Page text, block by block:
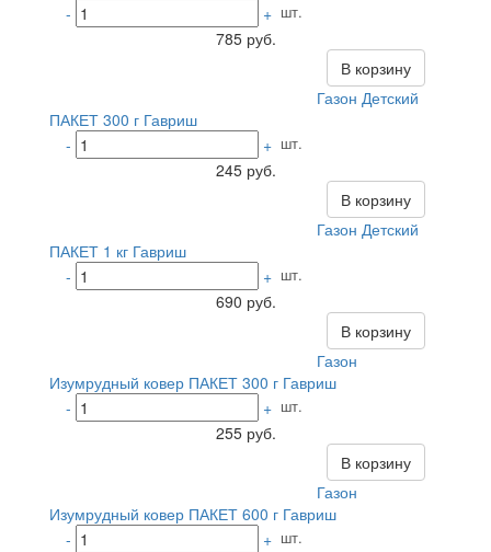
-
+ шт.
785 руб.
В корзину
Газон Детский
ПАКЕТ 300 г Гавриш
-
+ шт.
245 руб.
В корзину
Газон Детский
ПАКЕТ 1 кг Гавриш
-
+ шт.
690 руб.
В корзину
Газон
Изумрудный ковер ПАКЕТ 300 г Гавриш
-
+ шт.
255 руб.
В корзину
Газон
Изумрудный ковер ПАКЕТ 600 г Гавриш
-
+ шт.